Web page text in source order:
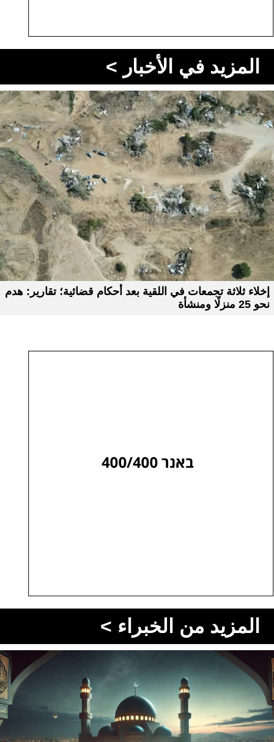
المزيد في الأخبار >
إخلاء ثلاثة تجمعات في اللقية بعد أحكام قضائية؛ تقارير: هدم
نحو 25 منزلًا ومنشأة
المزيد من الخبراء >